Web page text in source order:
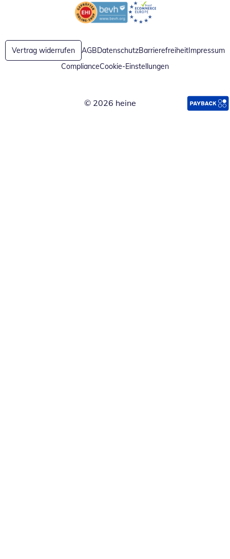
Öffnet in neuem FensterÖffnet in neuem Fenster
Vertrag widerrufen AGBDatenschutzBarrierefreiheitImpressum
ComplianceCookie-Einstellungen
© 2026 heine